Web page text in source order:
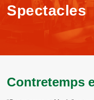
Spectacles
Contretemps